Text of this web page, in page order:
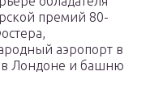
премий 80-
аэропорт в
в Лондоне и башню